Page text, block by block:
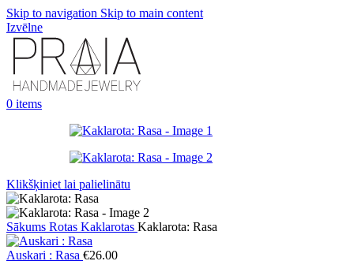
Skip to navigation Skip to main content
Izvēlne
0 items
Klikšķiniet lai palielinātu
Sākums Rotas Kaklarotas Kaklarota: Rasa
Auskari : Rasa €26.00